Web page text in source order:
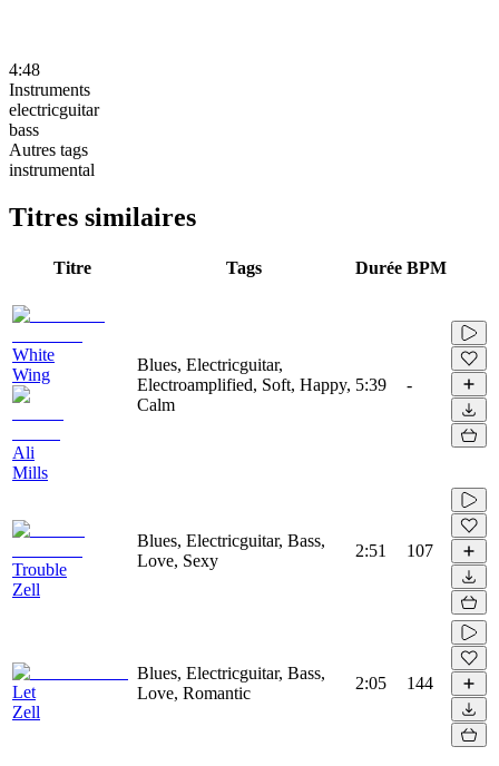
4:48
Instruments
electricguitar
bass
Autres tags
instrumental
Titres similaires
Titre Tags Durée BPM
White
Wing
Ali
Mills
Blues, Electricguitar,
Electroamplified, Soft, Happy,
Calm
5:39 -
Trouble
Zell
Blues, Electricguitar, Bass,
Love, Sexy
2:51 107
Let
Zell
Blues, Electricguitar, Bass,
Love, Romantic
2:05 144